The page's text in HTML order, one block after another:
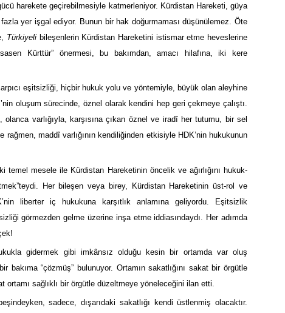
harekete geçirebilmesiyle katmerleniyor. Kürdistan Hareketi, güya
yer işgal ediyor. Bunun bir hak doğurmaması düşünülemez. Öte
Türkiyelibileşenlerin Kürdistan Hareketini istismar etme heveslerine
Kürttür” önermesi, bu bakımdan, amacı hilafına, iki kere
eşitsizliği, hiçbir hukuk yolu ve yöntemiyle, büyük olan aleyhine
oluşum sürecinde, öznel olarak kendini hep geri çekmeye çalıştı.
varlığıyla, karşısına çıkan öznel ve iradî her tutumu, bir sel
maddî varlığının kendiliğinden etkisiyle HDK’nin hukukunun
temel mesele ile Kürdistan Hareketinin öncelik ve ağırlığını hukuk-
Her bileşen veya birey, Kürdistan Hareketinin üst-rol ve
liberter iç hukukuna karşıtlık anlamına geliyordu. Eşitsizlik
görmezden gelme üzerine inşa etme iddiasındaydı. Her adımda
gidermek gibi imkânsız olduğu kesin bir ortamda var oluş
“çözmüş” bulunuyor. Ortamın sakatlığını sakat bir örgütle
ortamı sağlıklı bir örgütle düzeltmeye yöneleceğini ilan etti.
sadece, dışarıdaki sakatlığı kendi üstlenmiş olacaktır.